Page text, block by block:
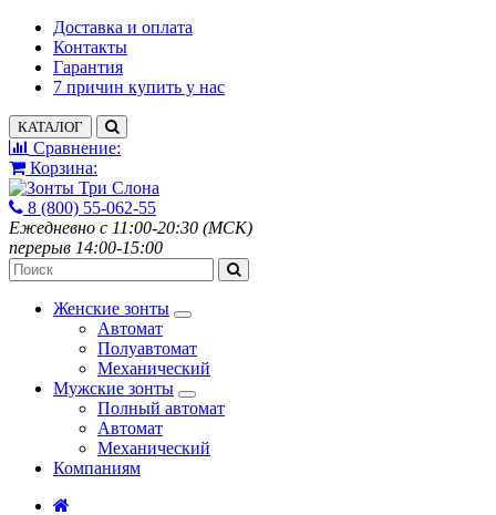
Доставка и оплата
Контакты
Гарантия
7 причин купить у нас
КАТАЛОГ
Сравнение:
Корзина:
8 (800) 55-062-55
Ежедневно с 11:00-20:30 (МСК)
перерыв 14:00-15:00
Женские зонты
Автомат
Полуавтомат
Механический
Мужские зонты
Полный автомат
Автомат
Механический
Компаниям